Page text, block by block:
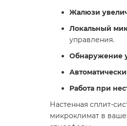
Жалюзи
Локальный
управления.​
Обнаружение
Работа при
Настенная сплит-
микроклимат в